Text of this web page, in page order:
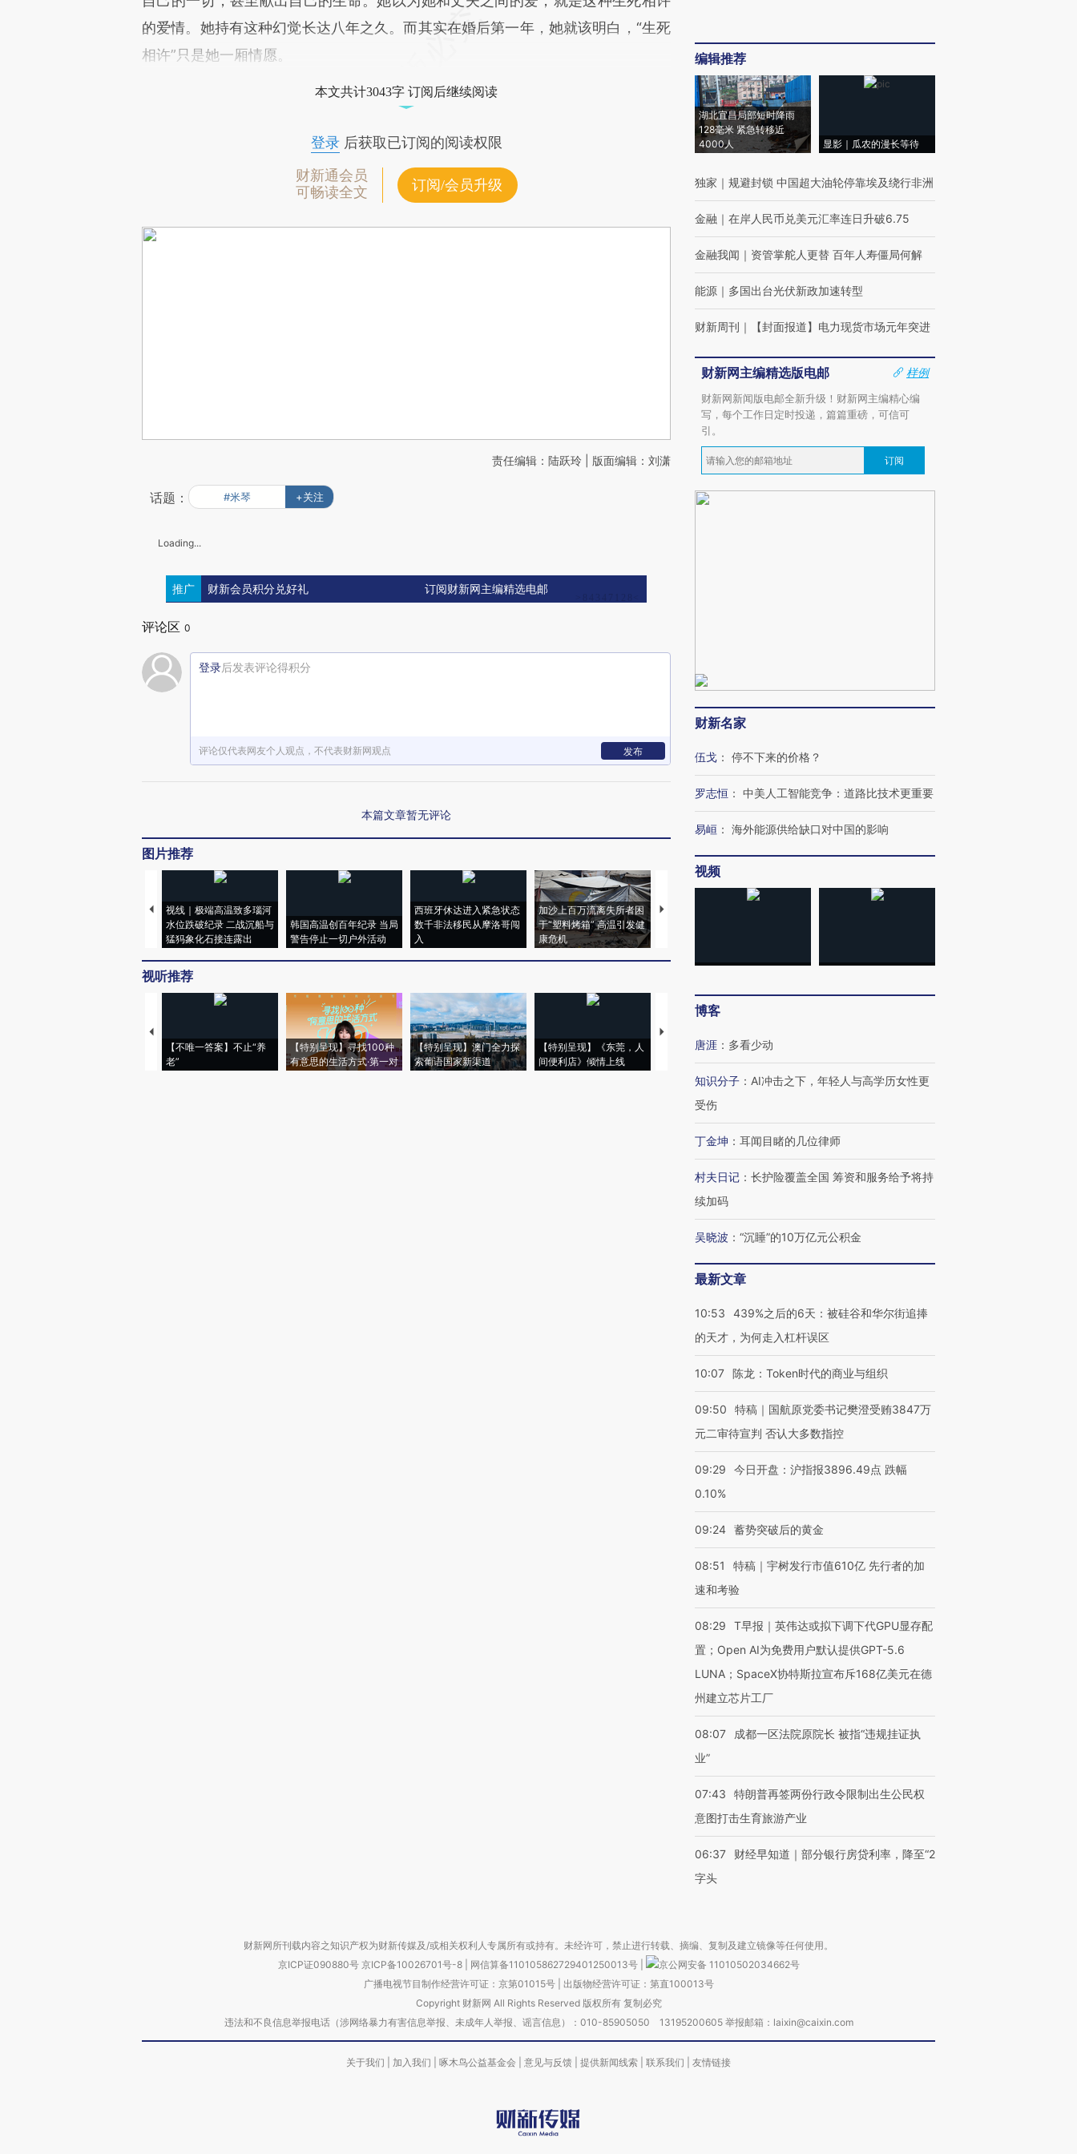
的爱情。她持有这种幻觉长达八年之久。而其实在婚后第一年，她就该明白，“生死
相许”只是她一厢情愿。
本文共计3043字 订阅后继续阅读
登录后获取已订阅的阅读权限
财新通会员
可畅读全文
订阅/会员升级
责任编辑：陆跃玲 | 版面编辑：刘潇
话题： #米琴 +关注
Loading...
推广 财新会员积分兑好礼 订阅财新网主编精选电邮
评论区 0
登录后发表评论得积分
评论仅代表网友个人观点，不代表财新网观点 发布
本篇文章暂无评论
图片推荐
视线｜极端高温致多瑙河
水位跌破纪录 二战沉船与
猛犸象化石接连露出
韩国高温创百年纪录 当局
警告停止一切户外活动
西班牙休达进入紧急状态
数千非法移民从摩洛哥闯
入
加沙上百万流离失所者困
于“塑料烤箱” 高温引发健
康危机
视线｜HYROX的吸金
视听推荐
【不唯一答案】不止“养
老”
【特别呈现】寻找100种
有意思的生活方式·第一对
【特别呈现】澳门全力探
索葡语国家新渠道
【特别呈现】《东莞，人
间便利店》倾情上线
【推广】走进第四届链博
会，让数智科技“链”接产
有意思的生活方式·第三对
住三大增长引擎是什么？
编辑推荐
湖北宜昌局部短时降雨
128毫米 紧急转移近
4000人
显影｜瓜农的漫长等待
独家 ｜ 规避封锁 中国超大油轮停靠埃及绕行非洲
金融 ｜ 在岸人民币兑美元汇率连日升破6.75
金融我闻 ｜ 资管掌舵人更替 百年人寿僵局何解
能源 ｜ 多国出台光伏新政加速转型
财新周刊 ｜ 【封面报道】电力现货市场元年突进
财新网主编精选版电邮
样例
财新网新闻版电邮全新升级！财新网主编精心编
写，每个工作日定时投递，篇篇重磅，可信可
引。
订阅
财新名家
伍戈 ： 停不下来的价格？
罗志恒 ： 中美人工智能竞争：道路比技术更重要
易峘 ： 海外能源供给缺口对中国的影响
视频
博客
唐涯 ： 多看少动
知识分子 ： AI冲击之下，年轻人与高学历女性更
受伤
丁金坤 ： 耳闻目睹的几位律师
村夫日记 ： 长护险覆盖全国 筹资和服务给予将持
续加码
吴晓波 ： “沉睡”的10万亿元公积金
最新文章
10:53
439%之后的6天：被硅谷和华尔街追捧
的天才，为何走入杠杆误区
10:07 陈龙：Token时代的商业与组织
09:50
特稿｜国航原党委书记樊澄受贿3847万
元二审待宣判 否认大多数指控
09:29
今日开盘：沪指报3896.49点 跌幅
0.10%
09:24 蓄势突破后的黄金
08:51
特稿｜宇树发行市值610亿 先行者的加
速和考验
08:29
T早报｜英伟达或拟下调下代GPU显存配
置；Open AI为免费用户默认提供GPT-5.6
LUNA；SpaceX协特斯拉宣布斥168亿美元在德
州建立芯片工厂
08:07
成都一区法院原院长 被指“违规挂证执
业”
07:43
特朗普再签两份行政令限制出生公民权
意图打击生育旅游产业
06:37
财经早知道｜部分银行房贷利率，降至“2
字头
财新网所刊载内容之知识产权为财新传媒及/或相关权利人专属所有或持有。未经许可，禁止进行转载、摘编、复制及建立镜像等任何使用。
京ICP证090880号 京ICP备10026701号-8 网信算备110105862729401250013号
京公网安备 11010502034662号
广播电视节目制作经营许可证：京第01015号| 出版物经营许可证：第直100013号
Copyright 财新网 All Rights Reserved 版权所有 复制必究
违法和不良信息举报电话（涉网络暴力有害信息举报、未成年人举报、谣言信息）：010-85905050 13195200605 举报邮箱：laixin@caixin.com
关于我们 加入我们 啄木鸟公益基金会 意见与反馈 提供新闻线索 联系我们 友情链接